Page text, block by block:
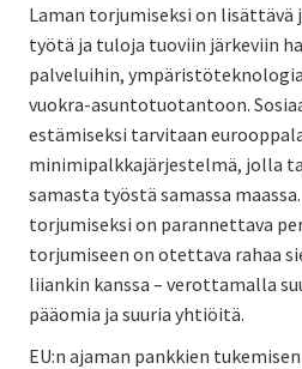
Laman torjumiseksi on lisättävä
työtä ja tuloja tuoviin järkeviin
palveluihin,
vuokra-asuntotuotantoon.
estämiseksi tarvitaan
minimipalkkajärjestelmä, jolla
samasta työstä samassa
torjumiseksi on parannettava
torjumiseen on otettava rahaa
liiankin kanssa – verottamalla
pääomia ja suuria yhtiöitä.
EU:n ajaman pankkien